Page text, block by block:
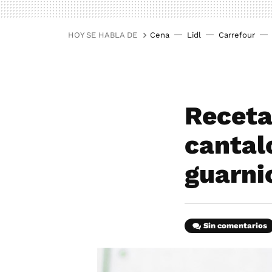
HOY SE HABLA DE Cena Lidl Carrefour
Sin comentarios